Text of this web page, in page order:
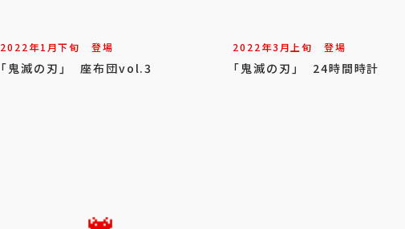
2022年1月下旬 登場
「鬼滅の刃」 座布団vol.3
2022年3月上旬 登場
「鬼滅の刃」 24時間時計